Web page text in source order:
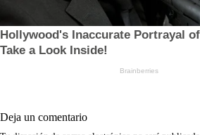
Deja un comentario